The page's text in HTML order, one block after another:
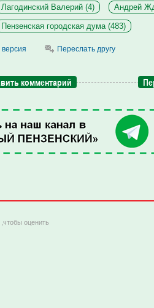
Лагодинский Валерий (4) Андрей
Пензенская городская дума (483)
версия Переслать другу
комментарий
оценить